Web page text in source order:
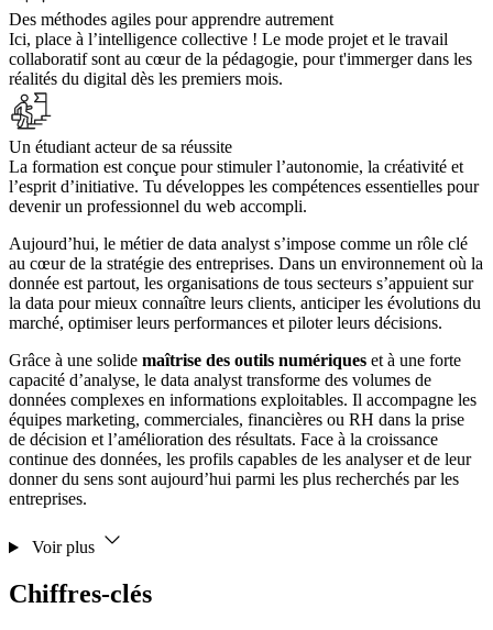
Des méthodes agiles pour apprendre autrement
Ici, place à l’intelligence collective ! Le mode projet et le travail
collaboratif sont au cœur de la pédagogie, pour t'immerger dans les
réalités du digital dès les premiers mois.
Un étudiant acteur de sa réussite
La formation est conçue pour stimuler l’autonomie, la créativité et
l’esprit d’initiative. Tu développes les compétences essentielles pour
devenir un professionnel du web accompli.
Aujourd’hui, le métier de data analyst s’impose comme un rôle clé
au cœur de la stratégie des entreprises. Dans un environnement où la
donnée est partout, les organisations de tous secteurs s’appuient sur
la data pour mieux connaître leurs clients, anticiper les évolutions du
marché, optimiser leurs performances et piloter leurs décisions.
Grâce à une solide maîtrise des outils numériques et à une forte
capacité d’analyse, le data analyst transforme des volumes de
données complexes en informations exploitables. Il accompagne les
équipes marketing, commerciales, financières ou RH dans la prise
de décision et l’amélioration des résultats. Face à la croissance
continue des données, les profils capables de les analyser et de leur
donner du sens sont aujourd’hui parmi les plus recherchés par les
entreprises.
Voir plus
Chiffres-clés